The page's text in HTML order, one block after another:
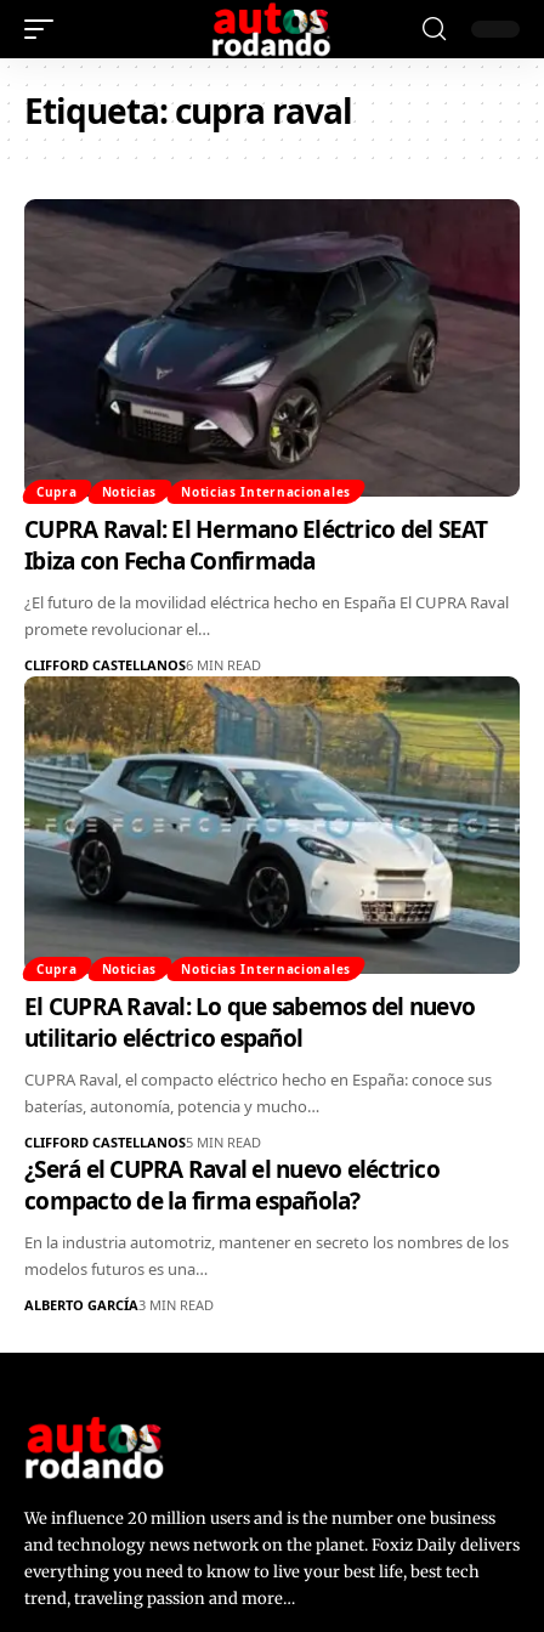
Etiqueta:cupra raval
Cupra Noticias Noticias Internacionales
CUPRA Raval: El Hermano Eléctrico del SEAT
Ibiza con Fecha Confirmada
¿El futuro de la movilidad eléctrica hecho en España El CUPRA Raval
promete revolucionar el…
CLIFFORD CASTELLANOS6 MIN READ
Cupra Noticias Noticias Internacionales
El CUPRA Raval: Lo que sabemos del nuevo
utilitario eléctrico español
CUPRA Raval, el compacto eléctrico hecho en España: conoce sus
baterías, autonomía, potencia y mucho…
CLIFFORD CASTELLANOS5 MIN READ
¿Será el CUPRA Raval el nuevo eléctrico
compacto de la firma española?
En la industria automotriz, mantener en secreto los nombres de los
modelos futuros es una…
ALBERTO GARCÍA3 MIN READ
We influence 20 million users and is the number one business
and technology news network on the planet. Foxiz Daily delivers
everything you need to know to live your best life, best tech
trend, traveling passion and more…